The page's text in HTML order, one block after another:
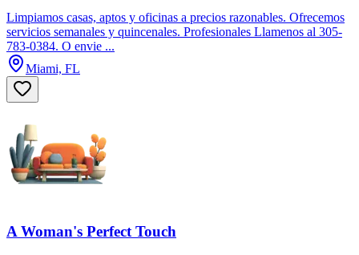
Limpiamos casas, aptos y oficinas a precios razonables. Ofrecemos
servicios semanales y quincenales. Profesionales Llamenos al 305-
783-0384. O envie ...
Miami, FL
A Woman's Perfect Touch